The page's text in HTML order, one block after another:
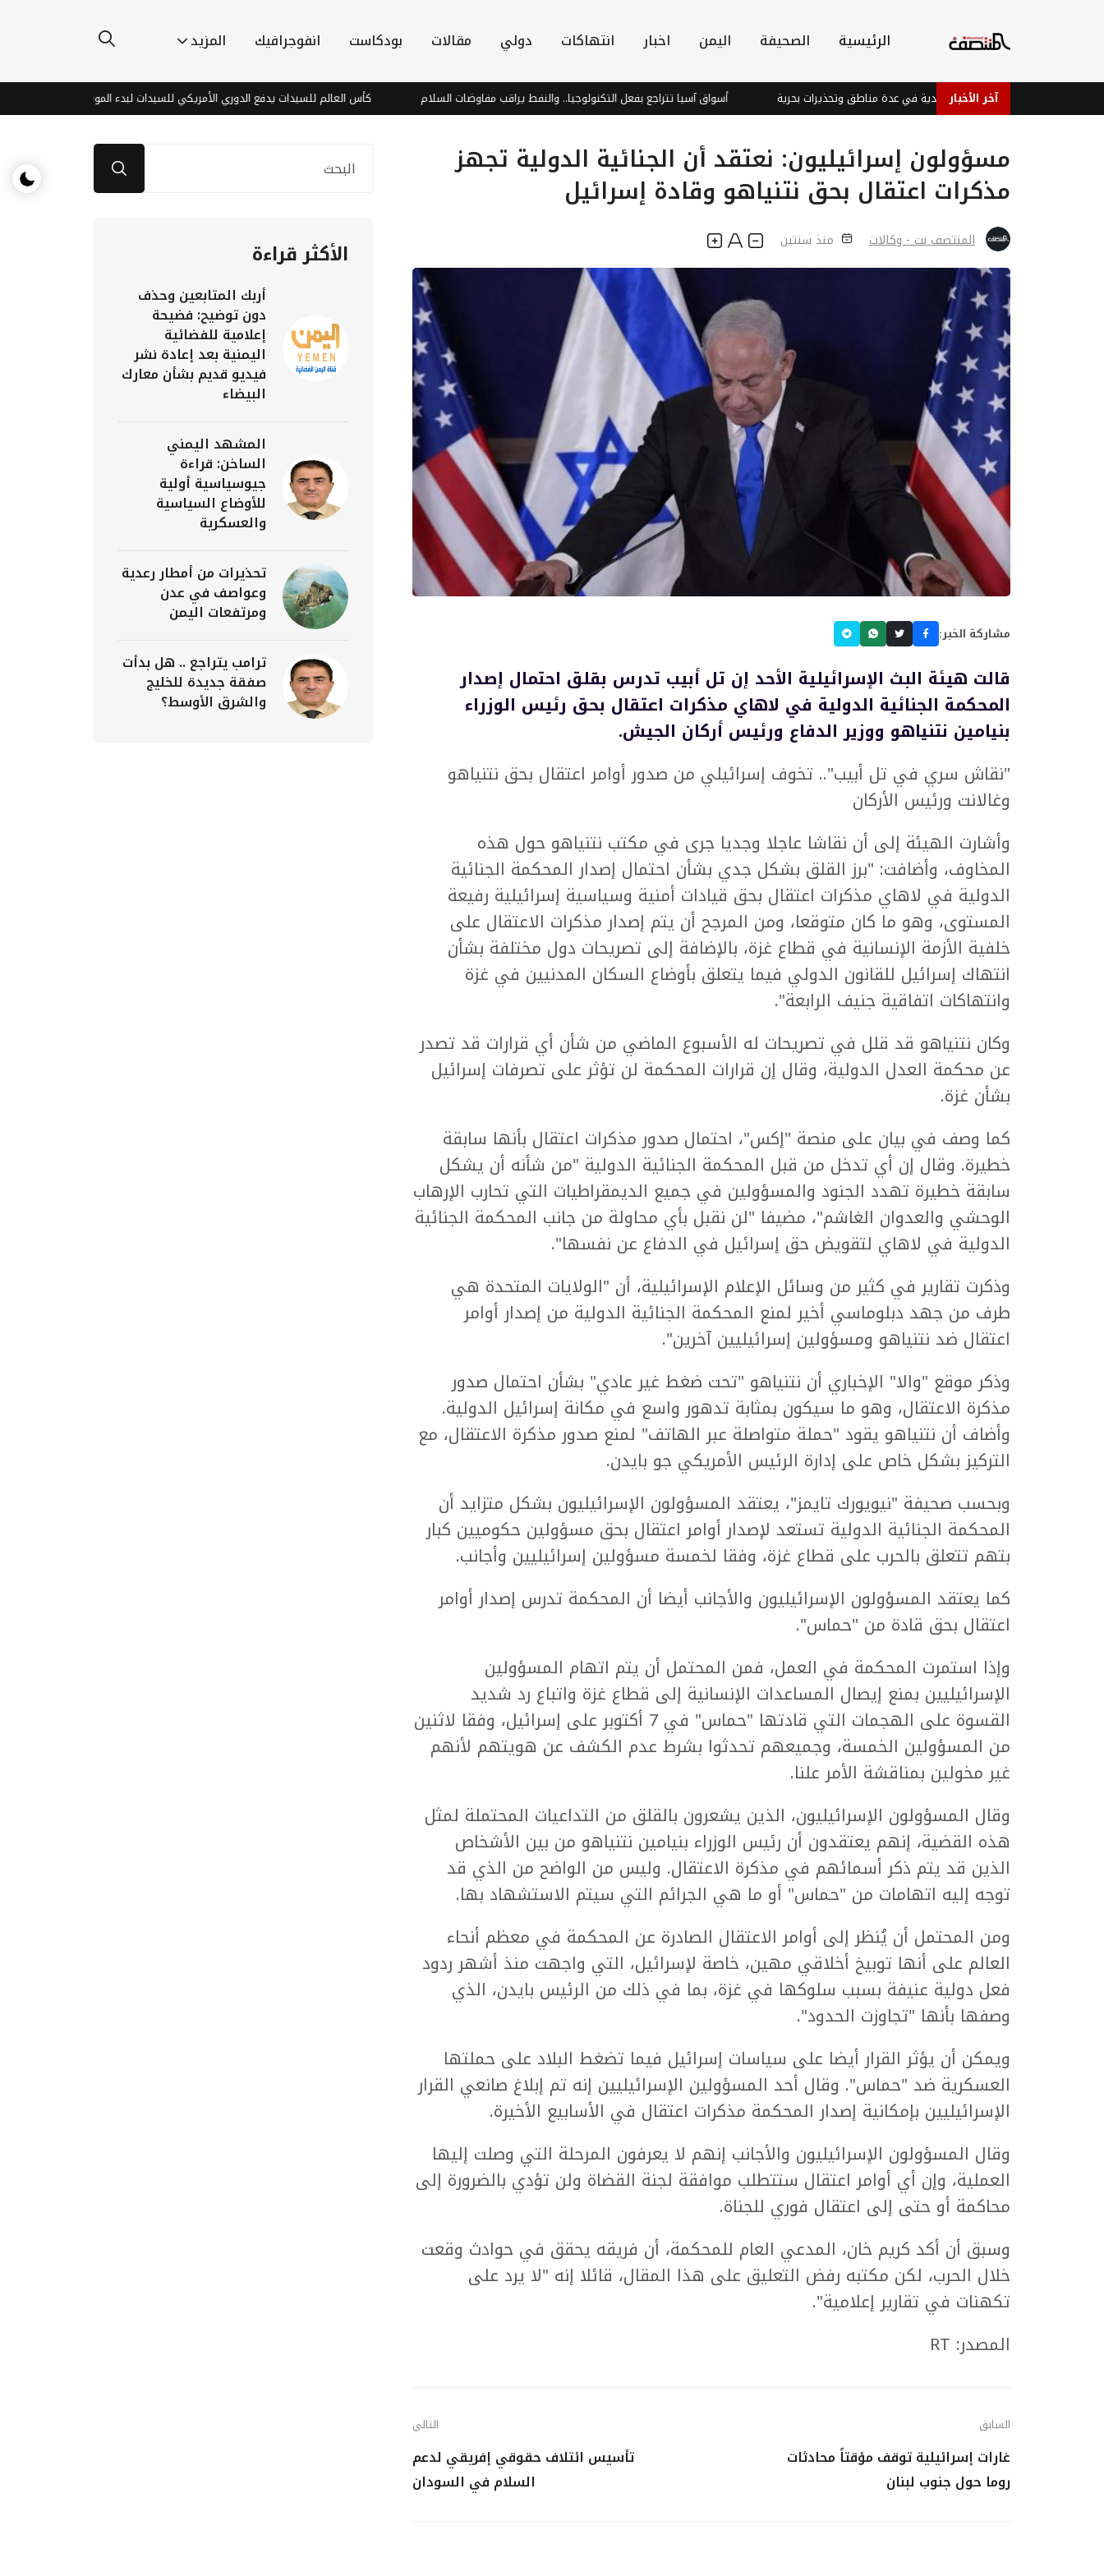
الرئيسية الصحيفة اليمن اخبار انتهاكات دولي مقالات بودكاست انفوجرافيك المزيد
آخر الأخبار
وحار مع أمطار رعدية في عدة مناطق وتحذيرات بحرية أسواق آسيا تتراجع بفعل التكنولوجيا.. والنفط يراقب مفاوضات السلام كأس العالم للسيدات يدفع الدوري الأمريكي للسيدات لبدء الموسم مبكرًا في 2027
مسؤولون إسرائيليون: نعتقد أن الجنائية الدولية تجهز
مذكرات اعتقال بحق نتنياهو وقادة إسرائيل
المنتصف نت - وكالات منذ سنتين
مشاركة الخبر:
قالت هيئة البث الإسرائيلية الأحد إن تل أبيب تدرس بقلق احتمال إصدار
المحكمة الجنائية الدولية في لاهاي مذكرات اعتقال بحق رئيس الوزراء
بنيامين نتنياهو ووزير الدفاع ورئيس أركان الجيش.
"نقاش سري في تل أبيب".. تخوف إسرائيلي من صدور أوامر اعتقال بحق نتنياهو
وغالانت ورئيس الأركان
وأشارت الهيئة إلى أن نقاشا عاجلا وجديا جرى في مكتب نتنياهو حول هذه
المخاوف، وأضافت: "برز القلق بشكل جدي بشأن احتمال إصدار المحكمة الجنائية
الدولية في لاهاي مذكرات اعتقال بحق قيادات أمنية وسياسية إسرائيلية رفيعة
المستوى، وهو ما كان متوقعا، ومن المرجح أن يتم إصدار مذكرات الاعتقال على
خلفية الأزمة الإنسانية في قطاع غزة، بالإضافة إلى تصريحات دول مختلفة بشأن
انتهاك إسرائيل للقانون الدولي فيما يتعلق بأوضاع السكان المدنيين في غزة
وانتهاكات اتفاقية جنيف الرابعة".
وكان نتنياهو قد قلل في تصريحات له الأسبوع الماضي من شأن أي قرارات قد تصدر
عن محكمة العدل الدولية، وقال إن قرارات المحكمة لن تؤثر على تصرفات إسرائيل
بشأن غزة.
كما وصف في بيان على منصة "إكس"، احتمال صدور مذكرات اعتقال بأنها سابقة
خطيرة. وقال إن أي تدخل من قبل المحكمة الجنائية الدولية "من شأنه أن يشكل
سابقة خطيرة تهدد الجنود والمسؤولين في جميع الديمقراطيات التي تحارب الإرهاب
الوحشي والعدوان الغاشم"، مضيفا "لن نقبل بأي محاولة من جانب المحكمة الجنائية
الدولية في لاهاي لتقويض حق إسرائيل في الدفاع عن نفسها".
وذكرت تقارير في كثير من وسائل الإعلام الإسرائيلية، أن "الولايات المتحدة هي
طرف من جهد دبلوماسي أخير لمنع المحكمة الجنائية الدولية من إصدار أوامر
اعتقال ضد نتنياهو ومسؤولين إسرائيليين آخرين".
وذكر موقع "والا" الإخباري أن نتنياهو "تحت ضغط غير عادي" بشأن احتمال صدور
مذكرة الاعتقال، وهو ما سيكون بمثابة تدهور واسع في مكانة إسرائيل الدولية.
وأضاف أن نتنياهو يقود "حملة متواصلة عبر الهاتف" لمنع صدور مذكرة الاعتقال، مع
التركيز بشكل خاص على إدارة الرئيس الأمريكي جو بايدن.
وبحسب صحيفة "نيويورك تايمز"، يعتقد المسؤولون الإسرائيليون بشكل متزايد أن
المحكمة الجنائية الدولية تستعد لإصدار أوامر اعتقال بحق مسؤولين حكوميين كبار
بتهم تتعلق بالحرب على قطاع غزة، وفقا لخمسة مسؤولين إسرائيليين وأجانب.
كما يعتقد المسؤولون الإسرائيليون والأجانب أيضا أن المحكمة تدرس إصدار أوامر
اعتقال بحق قادة من "حماس".
وإذا استمرت المحكمة في العمل، فمن المحتمل أن يتم اتهام المسؤولين
الإسرائيليين بمنع إيصال المساعدات الإنسانية إلى قطاع غزة واتباع رد شديد
القسوة على الهجمات التي قادتها "حماس" في 7 أكتوبر على إسرائيل، وفقا لاثنين
من المسؤولين الخمسة، وجميعهم تحدثوا بشرط عدم الكشف عن هويتهم لأنهم
غير مخولين بمناقشة الأمر علنا.
وقال المسؤولون الإسرائيليون، الذين يشعرون بالقلق من التداعيات المحتملة لمثل
هذه القضية، إنهم يعتقدون أن رئيس الوزراء بنيامين نتنياهو من بين الأشخاص
الذين قد يتم ذكر أسمائهم في مذكرة الاعتقال. وليس من الواضح من الذي قد
توجه إليه اتهامات من "حماس" أو ما هي الجرائم التي سيتم الاستشهاد بها.
ومن المحتمل أن يُنظر إلى أوامر الاعتقال الصادرة عن المحكمة في معظم أنحاء
العالم على أنها توبيخ أخلاقي مهين، خاصة لإسرائيل، التي واجهت منذ أشهر ردود
فعل دولية عنيفة بسبب سلوكها في غزة، بما في ذلك من الرئيس بايدن، الذي
وصفها بأنها "تجاوزت الحدود".
ويمكن أن يؤثر القرار أيضا على سياسات إسرائيل فيما تضغط البلاد على حملتها
العسكرية ضد "حماس". وقال أحد المسؤولين الإسرائيليين إنه تم إبلاغ صانعي القرار
الإسرائيليين بإمكانية إصدار المحكمة مذكرات اعتقال في الأسابيع الأخيرة.
وقال المسؤولون الإسرائيليون والأجانب إنهم لا يعرفون المرحلة التي وصلت إليها
العملية، وإن أي أوامر اعتقال ستتطلب موافقة لجنة القضاة ولن تؤدي بالضرورة إلى
محاكمة أو حتى إلى اعتقال فوري للجناة.
وسبق أن أكد كريم خان، المدعي العام للمحكمة، أن فريقه يحقق في حوادث وقعت
خلال الحرب، لكن مكتبه رفض التعليق على هذا المقال، قائلا إنه "لا يرد على
تكهنات في تقارير إعلامية".
المصدر: RT
السابق
غارات إسرائيلية توقف مؤقتاً محادثات
روما حول جنوب لبنان
التالي
تأسيس ائتلاف حقوقي إفريقي لدعم
السلام في السودان
الأكثر قراءة
أربك المتابعين وحذف
دون توضيح: فضيحة
إعلامية للفضائية
اليمنية بعد إعادة نشر
فيديو قديم بشأن معارك
البيضاء
المشهد اليمني
الساخن: قراءة
جيوسياسية أولية
للأوضاع السياسية
والعسكرية
تحذيرات من أمطار رعدية
وعواصف في عدن
ومرتفعات اليمن
ترامب يتراجع .. هل بدأت
صفقة جديدة للخليج
والشرق الأوسط؟